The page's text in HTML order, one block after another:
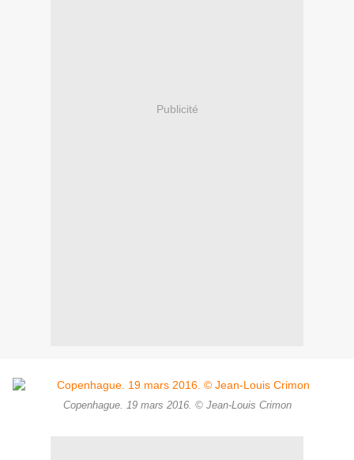
Publicité
Copenhague. 19 mars 2016. © Jean-Louis Crimon